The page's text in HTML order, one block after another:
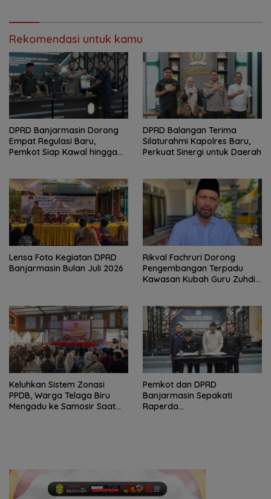
Rekomendasi untuk kamu
DPRD Banjarmasin Dorong
Empat Regulasi Baru,
Pemkot Siap Kawal hingga
DPRD Balangan Terima
Silaturahmi Kapolres Baru,
Perkuat Sinergi untuk Daerah
Lensa Foto Kegiatan DPRD
Banjarmasin Bulan Juli 2026
Rikval Fachruri Dorong
Pengembangan Terpadu
Kawasan Kubah Guru Zuhdi
Keluhkan Sistem Zonasi
PPDB, Warga Telaga Biru
Mengadu ke Samosir Saat
Pemkot dan DPRD
Banjarmasin Sepakati
Raperda